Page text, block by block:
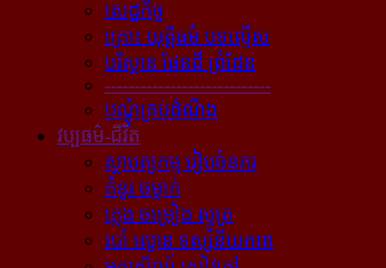
សេដ្ឋកិច្ច
គ្រោះ យុត្តិធម៌ បទល្មើស
បរិស្ថាន ផែនដី ព្រំដែន
----------------------------
បណ្ដុំគ្រប់ដំណឹង
វប្បធម៌-ជីវិត
ស្ថាបត្យកម្ម រៀបចំនគរ
គំនូរ ចម្លាក់
ភ្លេង ចម្រៀង ស្មូត្រ
របាំ ល្ខោន ទស្សនីយភាព